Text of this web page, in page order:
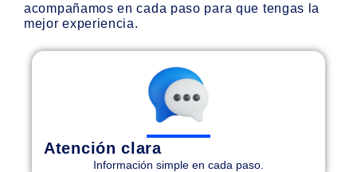
acompañamos en cada paso para que tengas la
mejor experiencia.
Atención clara
Información simple en cada paso.